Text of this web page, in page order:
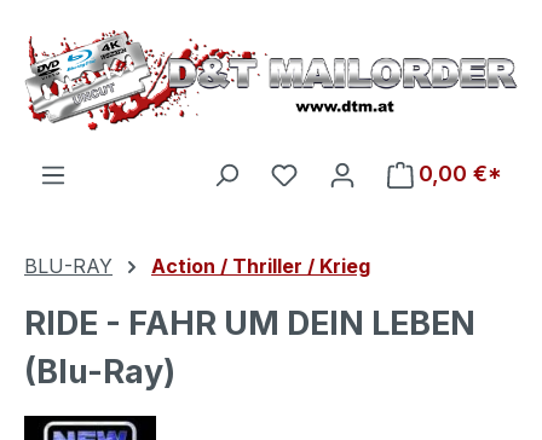
Zum Hauptinhalt springen
Du hast 0 Produkte auf
0,00 €*
BLU-RAY Action / Thriller / Krieg
RIDE - FAHR UM DEIN LEBEN
(Blu-Ray)